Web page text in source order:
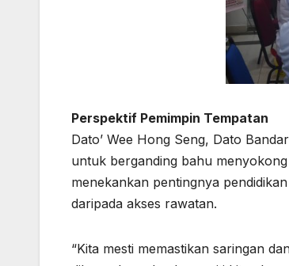
Perspektif Pemimpin Tempatan
Dato’ Wee Hong Seng, Dato
untuk berganding bahu
menekankan pentingnya
daripada akses rawatan.
“Kita mesti memastikan saringan